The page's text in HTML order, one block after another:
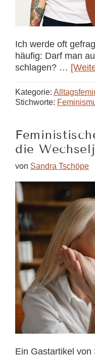
Ich werde oft
häufig: Darf man
schlagen? …
Kategorie:
Stichworte:
die
von Sandra Tschöpe
Ein Gastartikel